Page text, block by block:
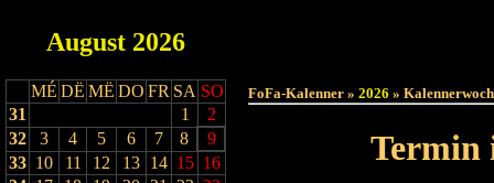
August 2026
MÉ DË MË DO FR SA SO
31
1
2
32
3 4 5 6 7 8
9
33 10 11 12 13 14 15 16
FoFa-Kalenner » 2026 »
Termin